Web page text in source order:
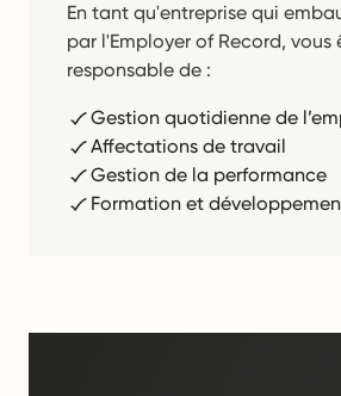
En tant qu'entreprise qui
par l'Employer of Record, vous
responsable de :
Gestion quotidienne de
Affectations de travail
Gestion de la performance
Formation et